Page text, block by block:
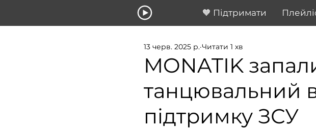
🧡 Підтримати
MONATIK
танцювальний
підтримку ЗСУ
13 черв. 2025 р. Читати 1 хв